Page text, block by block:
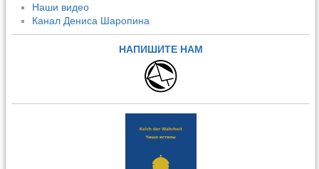
Наши видео
Канал Дениса Шаропина
НАПИШИТЕ НАМ